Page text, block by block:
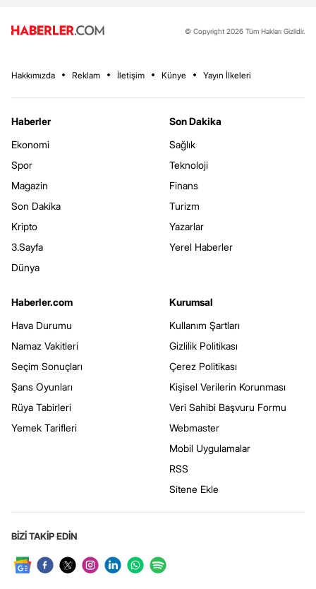
© Copyright 2026 Tüm Hakları Gizlidir.
Hakkımızda Reklam İletişim Künye Yayın İlkeleri
Haberler
Ekonomi
Spor
Magazin
Son Dakika
Kripto
3.Sayfa
Dünya
Son Dakika
Sağlık
Teknoloji
Finans
Turizm
Yazarlar
Yerel Haberler
Haberler.com
Hava Durumu
Namaz Vakitleri
Seçim Sonuçları
Şans Oyunları
Rüya Tabirleri
Yemek Tarifleri
Kurumsal
Kullanım Şartları
Gizlilik Politikası
Çerez Politikası
Kişisel Verilerin Korunması
Veri Sahibi Başvuru Formu
Webmaster
Mobil Uygulamalar
RSS
Sitene Ekle
BİZİ TAKİP EDİN